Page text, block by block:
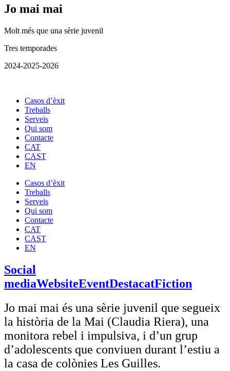
Jo mai mai
Molt més que una sèrie juvenil
Tres temporades
2024-2025-2026
Casos d’èxit
Treballs
Serveis
Qui som
Contacte
CAT
CAST
EN
Casos d’èxit
Treballs
Serveis
Qui som
Contacte
CAT
CAST
EN
Social
mediaWebsiteEventDestacatFiction
Jo mai mai és una sèrie juvenil que segueix
la història de la Mai (Claudia Riera), una
monitora rebel i impulsiva, i d’un grup
d’adolescents que conviuen durant l’estiu a
la casa de colònies Les Guilles.